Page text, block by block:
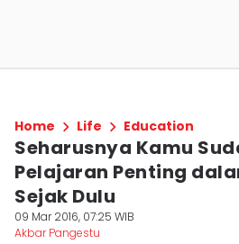
Home Life Education
Seharusnya Kamu
Pelajaran Penting
Sejak Dulu
09 Mar 2016, 07:25 WIB
Akbar Pangestu